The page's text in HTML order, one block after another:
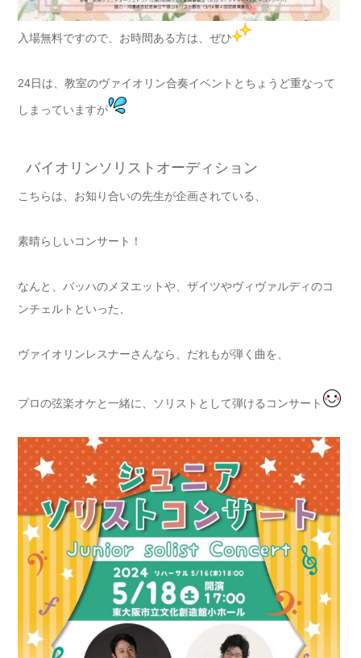
入場無料ですので、お時間ある方は、ぜひ
24日は、教室のヴァイオリン合奏イベントとちょうど重なって
しまっていますが
バイオリンソリストオーディション
こちらは、お知り合いの先生が企画されている、
素晴らしいコンサート！
なんと、バッハのメヌエットや、ザイツやヴィヴァルディのコ
ンチェルトといった、
ヴァイオリンレスナーさんなら、だれもが弾く曲を、
プロの弦楽オケと一緒に、ソリストとして弾けるコンサート